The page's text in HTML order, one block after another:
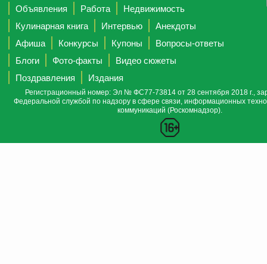
Объявления
Работа
Недвижимость
Кулинарная книга
Интервью
Анекдоты
Афиша
Конкурсы Купоны
Вопросы-ответы
Блоги
Фото-факты
Видео сюжеты
Поздравления
Издания
Регистрационный номер: Эл № ФС77-73814 от 28 сентября 2018 г.,
Федеральной службой по надзору в сфере связи, информационных
коммуникаций (Роскомнадзор).